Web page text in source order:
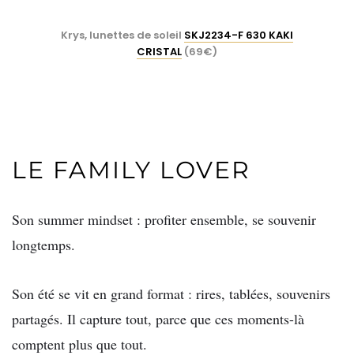
Krys, lunettes de soleil SKJ2234-F 630 KAKI
CRISTAL (69€)
LE FAMILY LOVER
Son summer mindset : profiter ensemble, se souvenir
longtemps.
Son été se vit en grand format : rires, tablées, souvenirs
partagés. Il capture tout, parce que ces moments-là
comptent plus que tout.